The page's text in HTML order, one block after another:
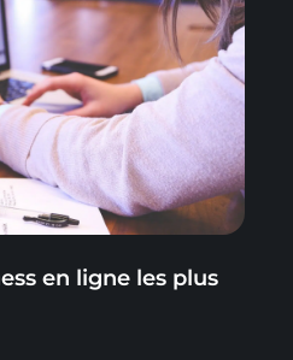
en ligne les plus